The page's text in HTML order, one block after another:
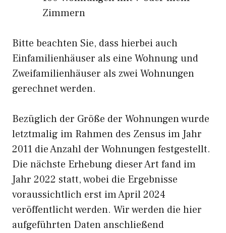
Zimmern
Bitte beachten Sie, dass hierbei auch
Einfamilienhäuser als eine Wohnung und
Zweifamilienhäuser als zwei Wohnungen
gerechnet werden.
Bezüglich der Größe der Wohnungen wurde
letztmalig im Rahmen des Zensus im Jahr
2011 die Anzahl der Wohnungen festgestellt.
Die nächste Erhebung dieser Art fand im
Jahr 2022 statt, wobei die Ergebnisse
voraussichtlich erst im April 2024
veröffentlicht werden. Wir werden die hier
aufgeführten Daten anschließend